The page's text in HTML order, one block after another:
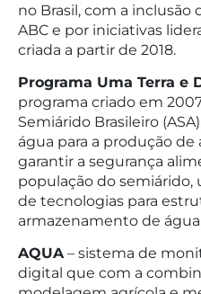
no Brasil, com a
ABC e por iniciativas
criada a partir de 2018.
Programa Uma Terra e
programa criado em
Semiárido Brasileiro
água para a produção
garantir a segurança
população do
de tecnologias para
armazenamento de
AQUA– sistema de
digital que com a